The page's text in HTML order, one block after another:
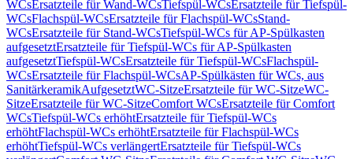
WCsErsatzteile für Wand-WCsTiefspül-WCsErsatzteile für Tiefspül-
WCsFlachspül-WCsErsatzteile für Flachspül-WCsStand-
WCsErsatzteile für Stand-WCsTiefspül-WCs für AP-Spülkasten
aufgesetztErsatzteile für Tiefspül-WCs für AP-Spülkasten
aufgesetztTiefspül-WCsErsatzteile für Tiefspül-WCsFlachspül-
WCsErsatzteile für Flachspül-WCsAP-Spülkästen für WCs, aus
SanitärkeramikAufgesetztWC-SitzeErsatzteile für WC-SitzeWC-
SitzeErsatzteile für WC-SitzeComfort WCsErsatzteile für Comfort
WCsTiefspül-WCs erhöhtErsatzteile für Tiefspül-WCs
erhöhtFlachspül-WCs erhöhtErsatzteile für Flachspül-WCs
erhöhtTiefspül-WCs verlängertErsatzteile für Tiefspül-WCs